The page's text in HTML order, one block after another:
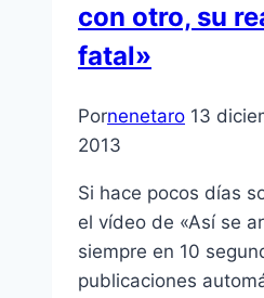
con otro, su
fatal»
Pornenetaro 13
2013
Si hace pocos dí­as
el ví­deo de «Así­ se
siempre en 10
publicaciones